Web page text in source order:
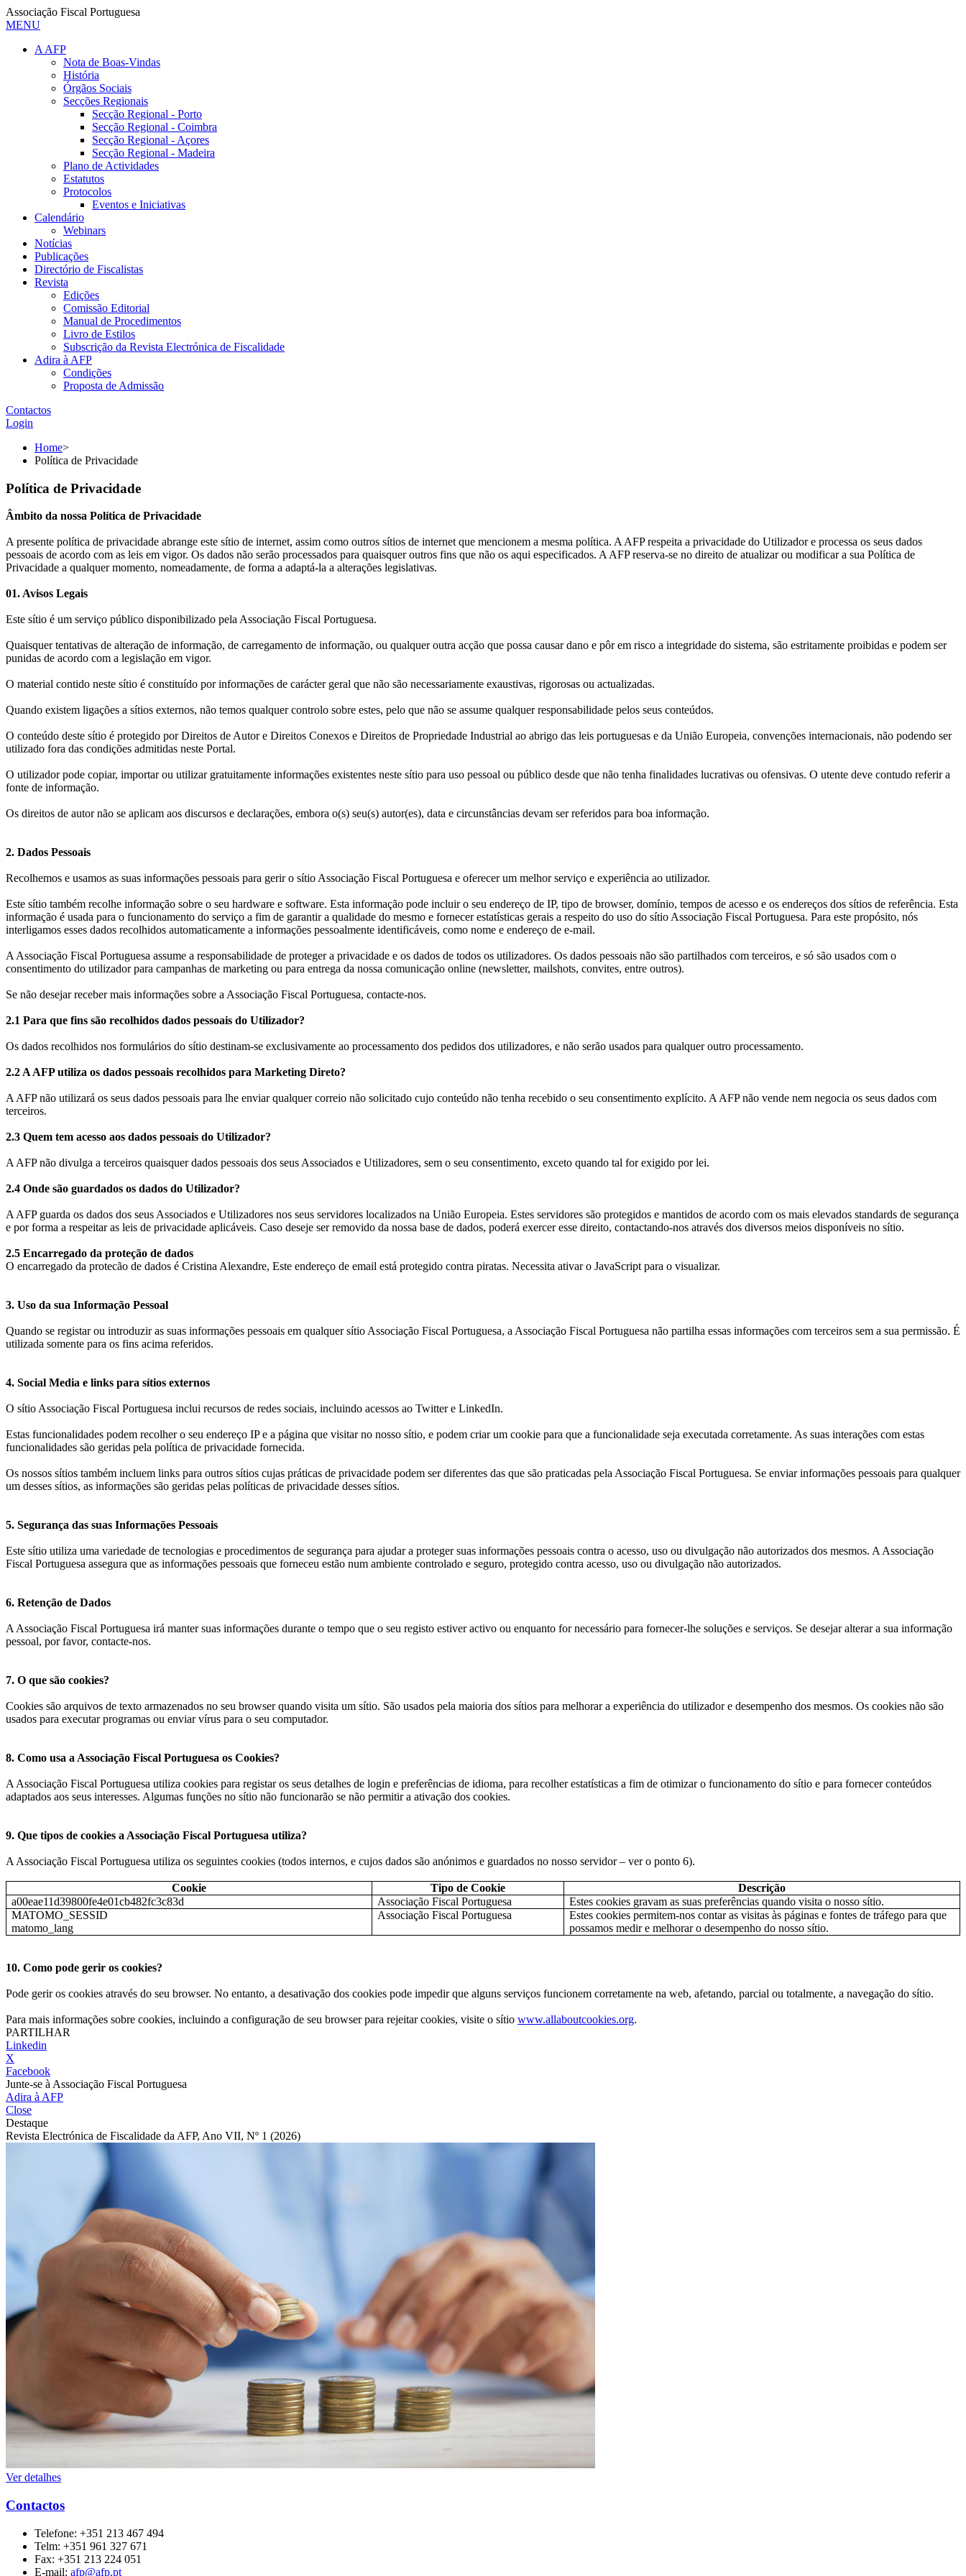
Associação Fiscal Portuguesa
MENU
A AFP
Nota de Boas-Vindas
História
Órgãos Sociais
Secções Regionais
Secção Regional - Porto
Secção Regional - Coimbra
Secção Regional - Açores
Secção Regional - Madeira
Plano de Actividades
Estatutos
Protocolos
Eventos e Iniciativas
Calendário
Webinars
Notícias
Publicações
Directório de Fiscalistas
Revista
Edições
Comissão Editorial
Manual de Procedimentos
Livro de Estilos
Subscrição da Revista Electrónica de Fiscalidade
Adira à AFP
Condições
Proposta de Admissão
Contactos
Login
Home>
Política de Privacidade
Política de Privacidade
Âmbito da nossa Política de Privacidade
A presente política de privacidade abrange este sítio de internet, assim como outros sítios de internet que mencionem a mesma política. A AFP respeita a privacidade do Utilizador e processa os seus dados
pessoais de acordo com as leis em vigor. Os dados não serão processados para quaisquer outros fins que não os aqui especificados. A AFP reserva-se no direito de atualizar ou modificar a sua Política de
Privacidade a qualquer momento, nomeadamente, de forma a adaptá-la a alterações legislativas.
01. Avisos Legais
Este sítio é um serviço público disponibilizado pela Associação Fiscal Portuguesa.
Quaisquer tentativas de alteração de informação, de carregamento de informação, ou qualquer outra acção que possa causar dano e pôr em risco a integridade do sistema, são estritamente proibidas e podem ser
punidas de acordo com a legislação em vigor.
O material contido neste sítio é constituído por informações de carácter geral que não são necessariamente exaustivas, rigorosas ou actualizadas.
Quando existem ligações a sítios externos, não temos qualquer controlo sobre estes, pelo que não se assume qualquer responsabilidade pelos seus conteúdos.
O conteúdo deste sítio é protegido por Direitos de Autor e Direitos Conexos e Direitos de Propriedade Industrial ao abrigo das leis portuguesas e da União Europeia, convenções internacionais, não podendo ser
utilizado fora das condições admitidas neste Portal.
O utilizador pode copiar, importar ou utilizar gratuitamente informações existentes neste sítio para uso pessoal ou público desde que não tenha finalidades lucrativas ou ofensivas. O utente deve contudo referir a
fonte de informação.
Os direitos de autor não se aplicam aos discursos e declarações, embora o(s) seu(s) autor(es), data e circunstâncias devam ser referidos para boa informação.
2. Dados Pessoais
Recolhemos e usamos as suas informações pessoais para gerir o sítio Associação Fiscal Portuguesa e oferecer um melhor serviço e experiência ao utilizador.
Este sítio também recolhe informação sobre o seu hardware e software. Esta informação pode incluir o seu endereço de IP, tipo de browser, domínio, tempos de acesso e os endereços dos sítios de referência. Esta
informação é usada para o funcionamento do serviço a fim de garantir a qualidade do mesmo e fornecer estatísticas gerais a respeito do uso do sítio Associação Fiscal Portuguesa. Para este propósito, nós
interligamos esses dados recolhidos automaticamente a informações pessoalmente identificáveis, como nome e endereço de e-mail.
A Associação Fiscal Portuguesa assume a responsabilidade de proteger a privacidade e os dados de todos os utilizadores. Os dados pessoais não são partilhados com terceiros, e só são usados com o
consentimento do utilizador para campanhas de marketing ou para entrega da nossa comunicação online (newsletter, mailshots, convites, entre outros).
Se não desejar receber mais informações sobre a Associação Fiscal Portuguesa, contacte-nos.
2.1 Para que fins são recolhidos dados pessoais do Utilizador?
Os dados recolhidos nos formulários do sítio destinam-se exclusivamente ao processamento dos pedidos dos utilizadores, e não serão usados para qualquer outro processamento.
2.2 A AFP utiliza os dados pessoais recolhidos para Marketing Direto?
A AFP não utilizará os seus dados pessoais para lhe enviar qualquer correio não solicitado cujo conteúdo não tenha recebido o seu consentimento explícito. A AFP não vende nem negocia os seus dados com
terceiros.
2.3 Quem tem acesso aos dados pessoais do Utilizador?
A AFP não divulga a terceiros quaisquer dados pessoais dos seus Associados e Utilizadores, sem o seu consentimento, exceto quando tal for exigido por lei.
2.4 Onde são guardados os dados do Utilizador?
A AFP guarda os dados dos seus Associados e Utilizadores nos seus servidores localizados na União Europeia. Estes servidores são protegidos e mantidos de acordo com os mais elevados standards de segurança
e por forma a respeitar as leis de privacidade aplicáveis. Caso deseje ser removido da nossa base de dados, poderá exercer esse direito, contactando-nos através dos diversos meios disponíveis no sítio.
2.5 Encarregado da proteção de dados
O encarregado da protecão de dados é Cristina Alexandre, Este endereço de email está protegido contra piratas. Necessita ativar o JavaScript para o visualizar.
3. Uso da sua Informação Pessoal
Quando se registar ou introduzir as suas informações pessoais em qualquer sítio Associação Fiscal Portuguesa, a Associação Fiscal Portuguesa não partilha essas informações com terceiros sem a sua permissão. É
utilizada somente para os fins acima referidos.
4. Social Media e links para sítios externos
O sítio Associação Fiscal Portuguesa inclui recursos de redes sociais, incluindo acessos ao Twitter e LinkedIn.
Estas funcionalidades podem recolher o seu endereço IP e a página que visitar no nosso sítio, e podem criar um cookie para que a funcionalidade seja executada corretamente. As suas interações com estas
funcionalidades são geridas pela política de privacidade fornecida.
Os nossos sítios também incluem links para outros sítios cujas práticas de privacidade podem ser diferentes das que são praticadas pela Associação Fiscal Portuguesa. Se enviar informações pessoais para qualquer
um desses sítios, as informações são geridas pelas políticas de privacidade desses sítios.
5. Segurança das suas Informações Pessoais
Este sítio utiliza uma variedade de tecnologias e procedimentos de segurança para ajudar a proteger suas informações pessoais contra o acesso, uso ou divulgação não autorizados dos mesmos. A Associação
Fiscal Portuguesa assegura que as informações pessoais que forneceu estão num ambiente controlado e seguro, protegido contra acesso, uso ou divulgação não autorizados.
6. Retenção de Dados
A Associação Fiscal Portuguesa irá manter suas informações durante o tempo que o seu registo estiver activo ou enquanto for necessário para fornecer-lhe soluções e serviços. Se desejar alterar a sua informação
pessoal, por favor, contacte-nos.
7. O que são cookies?
Cookies são arquivos de texto armazenados no seu browser quando visita um sítio. São usados pela maioria dos sítios para melhorar a experiência do utilizador e desempenho dos mesmos. Os cookies não são
usados para executar programas ou enviar vírus para o seu computador.
8. Como usa a Associação Fiscal Portuguesa os Cookies?
A Associação Fiscal Portuguesa utiliza cookies para registar os seus detalhes de login e preferências de idioma, para recolher estatísticas a fim de otimizar o funcionamento do sítio e para fornecer conteúdos
adaptados aos seus interesses. Algumas funções no sítio não funcionarão se não permitir a ativação dos cookies.
9. Que tipos de cookies a Associação Fiscal Portuguesa utiliza?
A Associação Fiscal Portuguesa utiliza os seguintes cookies (todos internos, e cujos dados são anónimos e guardados no nosso servidor – ver o ponto 6).
Cookie Tipo de Cookie
Descrição
a00eae11d39800fe4e01cb482fc3c83d
Associação Fiscal Portuguesa
Estes cookies gravam as suas preferências quando visita o nosso sítio.
MATOMO_SESSID
matomo_lang
Associação Fiscal Portuguesa
Estes cookies permitem-nos contar as visitas às páginas e fontes de tráfego para que
possamos medir e melhorar o desempenho do nosso sítio.
10. Como pode gerir os cookies?
Pode gerir os cookies através do seu browser. No entanto, a desativação dos cookies pode impedir que alguns serviços funcionem corretamente na web, afetando, parcial ou totalmente, a navegação do sítio.
Para mais informações sobre cookies, incluindo a configuração de seu browser para rejeitar cookies, visite o sítio www.allaboutcookies.org.
PARTILHAR
Linkedin
X
Facebook
Junte-se à Associação Fiscal Portuguesa
Adira à AFP
Close
Destaque
Revista Electrónica de Fiscalidade da AFP, Ano VII, Nº 1 (2026)
Ver detalhes
Contactos
Telefone: +351 213 467 494
Telm: +351 961 327 671
Fax: +351 213 224 051
E-mail: afp@afp.pt